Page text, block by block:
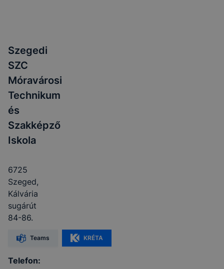
Szegedi
SZC
Móravárosi
Technikum
és
Szakképző
Iskola
6725
Szeged,
Kálvária
sugárút
84-86.
Teams KRÉTA
Telefon: